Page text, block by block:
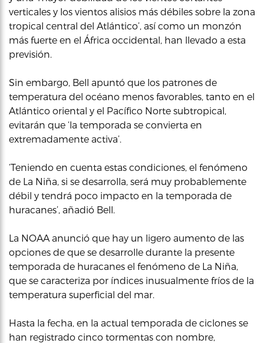
verticales y los vientos alisios más débiles sobre la zona
tropical central del Atlántico’, así como un monzón
más fuerte en el África occidental, han llevado a esta
previsión.
Sin embargo, Bell apuntó que los patrones de
temperatura del océano menos favorables, tanto en el
Atlántico oriental y el Pacífico Norte subtropical,
evitarán que ‘la temporada se convierta en
extremadamente activa’.
‘Teniendo en cuenta estas condiciones, el fenómeno
de La Niña, si se desarrolla, será muy probablemente
débil y tendrá poco impacto en la temporada de
huracanes’, añadió Bell.
La NOAA anunció que hay un ligero aumento de las
opciones de que se desarrolle durante la presente
temporada de huracanes el fenómeno de La Niña,
que se caracteriza por índices inusualmente fríos de la
temperatura superficial del mar.
Hasta la fecha, en la actual temporada de ciclones se
han registrado cinco tormentas con nombre,